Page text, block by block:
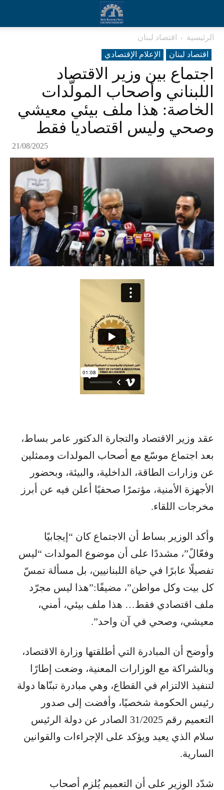
الرئيسية
اقتصاد لبنان
اقتصاد لبنان
الإعلام الإقتصادي
اجتماع بين وزير الاقتصاد
اللبناني وأصحاب المولّدات
الخاصة: هذا ملف بيئي معيشي
وصحي وليس اقتصاديا فقط
21/08/2025
عقد وزير الاقتصاد والتجارة الدكتور عامر بساط،
بعد اجتماع موسّع مع أصحاب المولدات وممثلين
عن وزارات الطاقة، الداخلية، والبيئة، وبحضور
الأجهزة الأمنية، مؤتمرًا صحفيًا أعلن فيه عن أبرز
مخرجات اللقاء.
وأكد الوزير بساط أن الاجتماع كان “إيجابيًا
وفعّالً”، مشددًا على أن موضوع المولدات “ليس
تفصيلًا عابرًا في حياة اللبنانيين، بل مسألة تمسّ
كل بيت وكل مواطن”، مضيفًا:”هذا ليس مجرّد
ملف اقتصادي فقط… هذا ملف بيئي، أمني،
معيشي، وصحي في آن واحد”.
وأوضح أن المبادرة التي أطلقتها وزارة الاقتصاد،
وبالشراكة مع الوزارات المعنية، وضعت إطارًا
لتنفيذ الالتزام في القطاع، وهي مبادرة تبنّاها دولة
رئيس الحكومة شخصيًا، وأفضت إلى صدور
التعميم رقم 31/2025 الصادر عن دولة الرئيس
سلام الذي يعيد ويؤكد على الإجراءات والقوانين
السارية.
شدّد الوزير على أن التعميم يُلزم أصحاب